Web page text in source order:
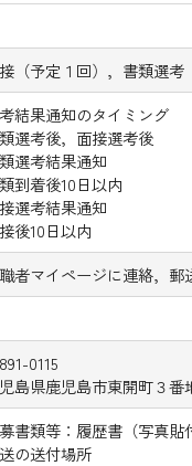
（予定１回），書類選考
結果通知のタイミング
選考後，面接選考後
選考結果通知
到着後10日以内
選考結果通知
後10日以内
者マイページに連絡，郵
0115
島県鹿児島市東開町３番
書類等：履歴書（写真貼
の送付場所